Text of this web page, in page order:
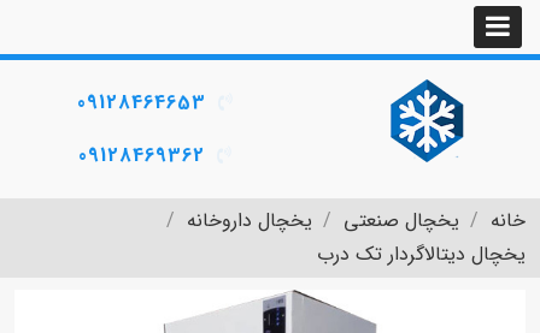
09128464653
09128469362
خانه یخچال صنعتی
یخچال داروخانه
یخچال دیتالاگردار تک درب